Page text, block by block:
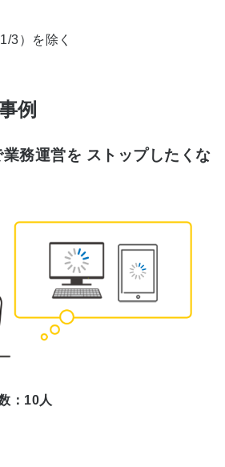
3）を除く
例
務運営を ストップしたくな
：10人